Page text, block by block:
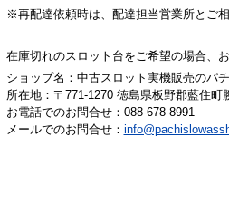
※再配達依頼時は、配達担当営業所とご
在庫切れのスロット台をご希望の場合、
ショップ名：中古スロット実機販売のパ
所在地：〒771-1270 徳島県板野郡藍住町
お電話でのお問合せ：088-678-8991
メールでのお問合せ：